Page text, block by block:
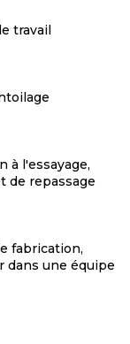
travail
à l'essayage,
de repassage
fabrication,
dans une équipe